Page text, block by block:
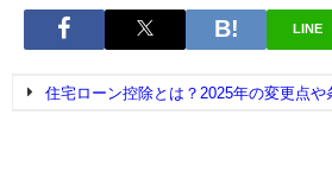
LINE
住宅ローン控除とは？2025年の変更点や